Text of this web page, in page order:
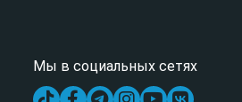
Мы в социальных сетях